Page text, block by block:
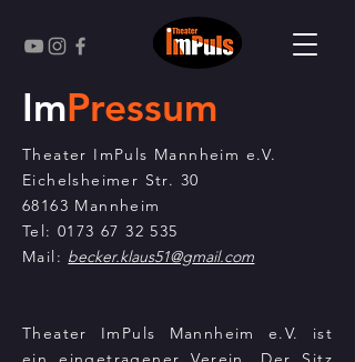
ImPressum
Theater ImPuls Mannheim e.V.
Eichelsheimer Str. 30
68163 Mannheim
Tel: 0173 67 32 535
Mail: becker.klaus51@gmail.com
Theater ImPuls Mannheim e.V. ist